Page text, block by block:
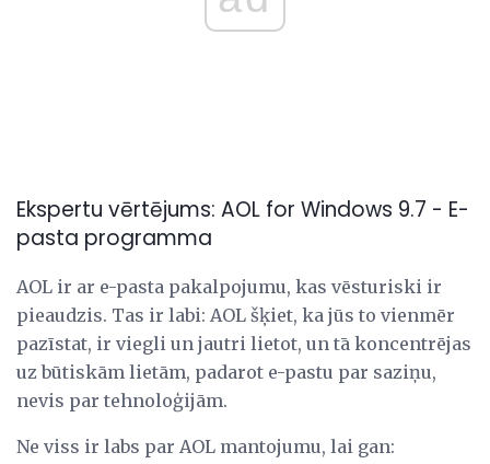
Ekspertu vērtējums: AOL for Windows 9.7 - E-
pasta programma
AOL ir ar e-pasta pakalpojumu, kas vēsturiski ir
pieaudzis. Tas ir labi: AOL šķiet, ka jūs to vienmēr
pazīstat, ir viegli un jautri lietot, un tā koncentrējas
uz būtiskām lietām, padarot e-pastu par saziņu,
nevis par tehnoloģijām.
Ne viss ir labs par AOL mantojumu, lai gan: